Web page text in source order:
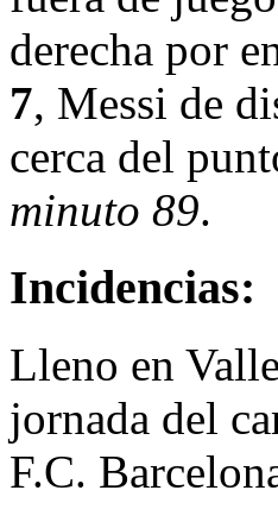
derecha por
7, Messi de
cerca del
minuto 89.
Incidencias:
Lleno en
jornada del
F.C.